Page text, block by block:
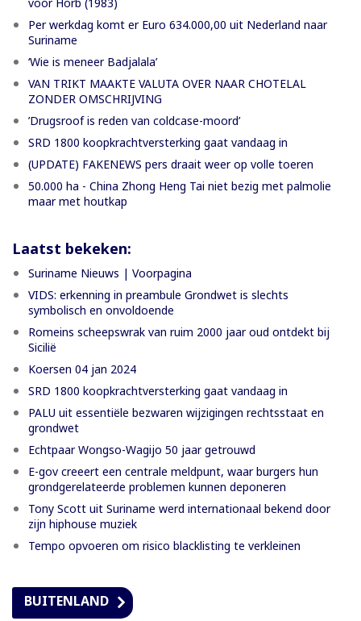
Per werkdag komt er Euro 634.000,00 uit Nederland naar
Suriname
‘Wie is meneer Badjalala’
VAN TRIKT MAAKTE VALUTA OVER NAAR CHOTELAL
ZONDER OMSCHRIJVING
’Drugsroof is reden van coldcase-moord’
SRD 1800 koopkrachtversterking gaat vandaag in
(UPDATE) FAKENEWS pers draait weer op volle toeren
50.000 ha - China Zhong Heng Tai niet bezig met palmolie
maar met houtkap
Laatst bekeken:
Suriname Nieuws | Voorpagina
VIDS: erkenning in preambule Grondwet is slechts
symbolisch en onvoldoende
Romeins scheepswrak van ruim 2000 jaar oud ontdekt bij
Sicilië
Koersen 04 jan 2024
SRD 1800 koopkrachtversterking gaat vandaag in
PALU uit essentiële bezwaren wijzigingen rechtsstaat en
grondwet
Echtpaar Wongso-Wagijo 50 jaar getrouwd
E-gov creeert een centrale meldpunt, waar burgers hun
grondgerelateerde problemen kunnen deponeren
Tony Scott uit Suriname werd internationaal bekend door
zijn hiphouse muziek
Tempo opvoeren om risico blacklisting te verkleinen
BUITENLAND